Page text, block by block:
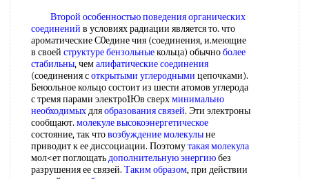
Второй особенностью поведенияорганических
соединений в условиях радиации является то. что
ароматические С0едине чия (соединения, и.меющие
в своей структуре бензольныекольца) обычноболее
стабильны, чемалифатические соединения
(соединения соткрытыми углеродными цепочками).
Беюольное кольцо состоит из шести атомов углерода
с тремя парами электро1Юв сверхминимально
необходимыхдляобразования связей. Эти электроны
сообщают. молекуле высокоэнергетическое
состояние, так чтовозбуждение молекулыне
приводит к ее диссоциации. Поэтомутакая молекула
мол<ет поглощатьдополнительную энергиюбез
разрушения ее связей. Таким образом, при действии